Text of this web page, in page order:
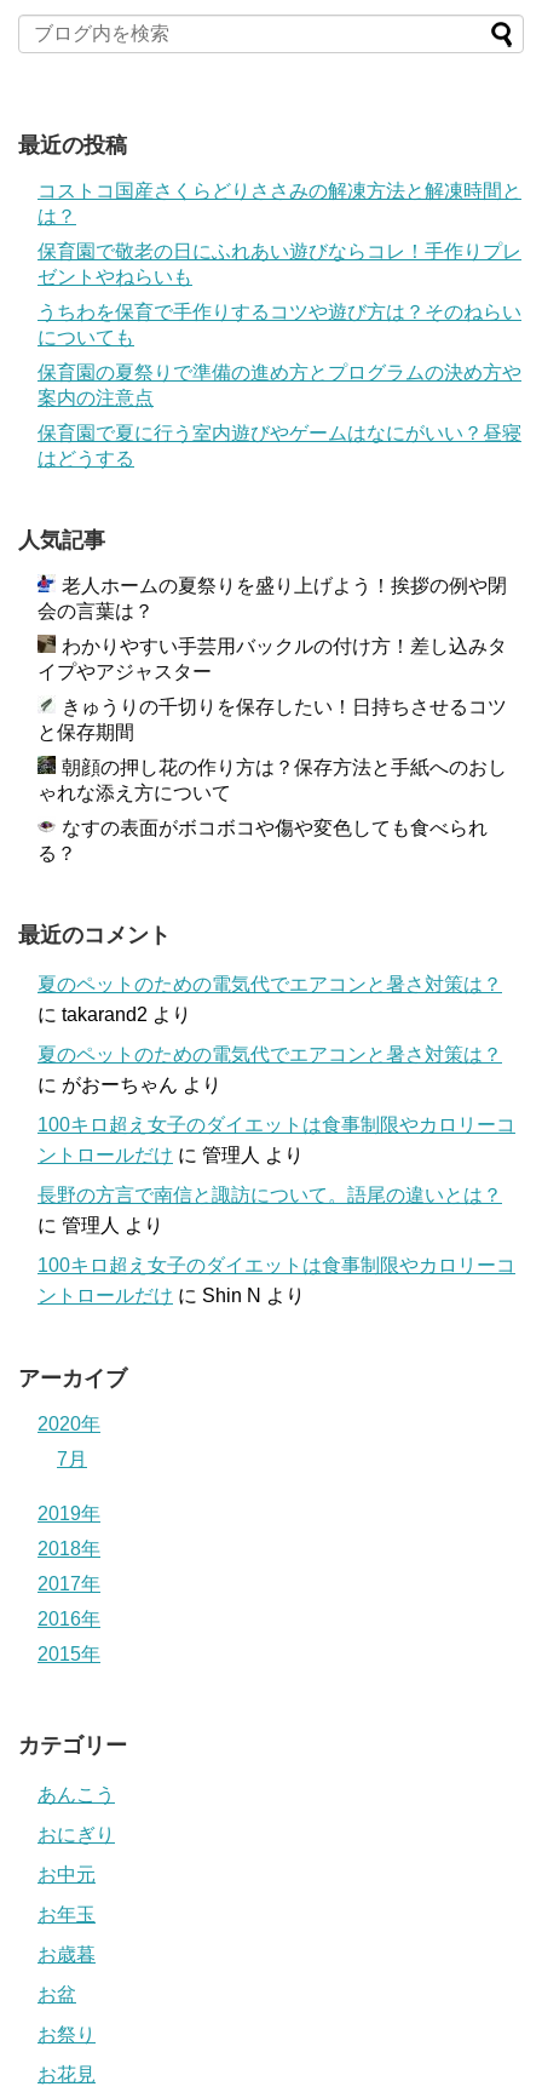
最近の投稿
コストコ国産さくらどりささみの解凍方法と解凍時間と
は？
保育園で敬老の日にふれあい遊びならコレ！手作りプレ
ゼントやねらいも
うちわを保育で手作りするコツや遊び方は？そのねらい
についても
保育園の夏祭りで準備の進め方とプログラムの決め方や
案内の注意点
保育園で夏に行う室内遊びやゲームはなにがいい？昼寝
はどうする
人気記事
老人ホームの夏祭りを盛り上げよう！挨拶の例や閉
会の言葉は？
わかりやすい手芸用バックルの付け方！差し込みタ
イプやアジャスター
きゅうりの千切りを保存したい！日持ちさせるコツ
と保存期間
朝顔の押し花の作り方は？保存方法と手紙へのおし
ゃれな添え方について
なすの表面がボコボコや傷や変色しても食べられ
る？
最近のコメント
夏のペットのための電気代でエアコンと暑さ対策は？
に takarand2 より
夏のペットのための電気代でエアコンと暑さ対策は？
に がおーちゃん より
100キロ超え女子のダイエットは食事制限やカロリーコ
ントロールだけ に 管理人 より
長野の方言で南信と諏訪について。語尾の違いとは？
に 管理人 より
100キロ超え女子のダイエットは食事制限やカロリーコ
ントロールだけ に Shin N より
アーカイブ
2020年
7月
2019年
2018年
2017年
2016年
2015年
カテゴリー
あんこう
おにぎり
お中元
お年玉
お歳暮
お盆
お祭り
お花見